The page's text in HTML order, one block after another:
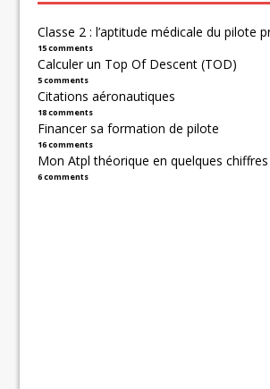
Classe 2 : l’aptitude médicale du pilote
15 comments
Calculer un Top Of Descent (TOD)
5 comments
Citations aéronautiques
18 comments
Financer sa formation de pilote
16 comments
Mon Atpl théorique en quelques chiffres
6 comments